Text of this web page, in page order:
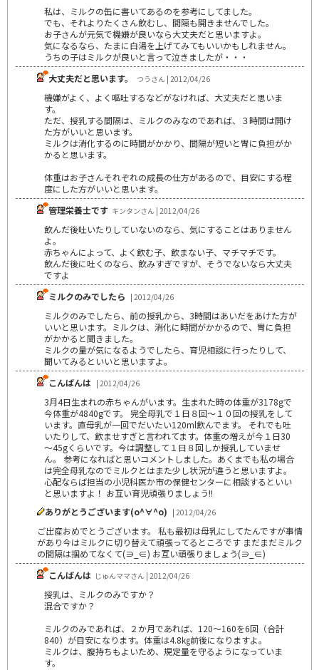
私は、ミルクの缶に書いてあるのを参考にしてました。
でも、それよりたくさん飲むし、間隔も開きませんでした。
お子さんが元気で機嫌が良いなら大丈夫だと思いますよ。
気になるなら、たまに白湯を上げてみてもいいかもしれません。
うちの子はミルクが良いと言って泣きましたが・・・
大丈夫だと思います。
つうさん | 2012/04/26
機嫌がよく、よく嘔吐するなどがなければ、大丈夫だと思いま
す。
ただ、授乳する間隔は、ミルクのみなのであれば、３時間は開け
た方がいいと思います。
ミルクは消化するのに時間がかかり、間隔が短いと胃に負担がか
かると思います。
体重はお子さんそれぞれの成長の仕方があるので、目安にする程
度にした方がいいと思います。
管理栄養士です キンタンさん | 2012/04/26
飲んだ後吐いたりしていないのなら、気にすることはありません
よ。
赤ちゃんによって、よく飲む子、飲まない子、マチマチです。
飲んだ後に吐くのなら、飲みすぎですが、そうでないなら大丈夫
ですよ
ミルクのみでしたら | 2012/04/26
ミルクのみでしたら、前の授乳から、3時間はあいだをあけた方が
いいと思います。ミルクは、消化に時間がかかるので、胃に負担
がかかると聞きました。
ミルクの量が気になるようでしたら、育児相談に行ったりして、
聞いてみるといいと思いますよ。
こんばんは | 2012/04/26
3月4日生まれの赤ちゃんがいます。生まれた時の体重が3178gで
今体重が4840gです。 完全母乳で１日８回～１０回の授乳をして
います。直母乳が一回でだいたい120ml飲んでます。 それでも吐
いたりして、飲ませすぎと言われてます。体重の増えが今１日30
～45gくらいです。今は調整して１日８回しか授乳していませ
ん。 参考になればと思いコメントしました。あくまでも私の場合
は完全母乳なのでミルクとはまた少し状況が違うと思いますよ。
心配ならば担当の小児科医か市の保健センターに相談するといい
と思いますよ！ お互い育児頑張りましょう!!
ありがとうございます(o^∀^o) | 2012/04/26
ご出産おめでとうございます。 私も最初は母乳にしてたんですが事情
があり今はミルクに切り替えて頑張ってるところです まだまだミルク
の間隔は掴めてなくて(∋_∈) お互い頑張りましょう(∋_∈)
こんばんは じゅんママさん | 2012/04/26
授乳は、ミルクのみですか？
混合ですか？
ミルクのみであれば、２か月であれば、120～160を6回（合計
840）が目安になります。体重は4.8㎏前後になりますよ。
ミルクは、腹持ちもよいため、規定量を守るようになっていま
す。